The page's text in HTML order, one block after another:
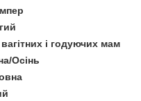
і годуючих мам
Осінь